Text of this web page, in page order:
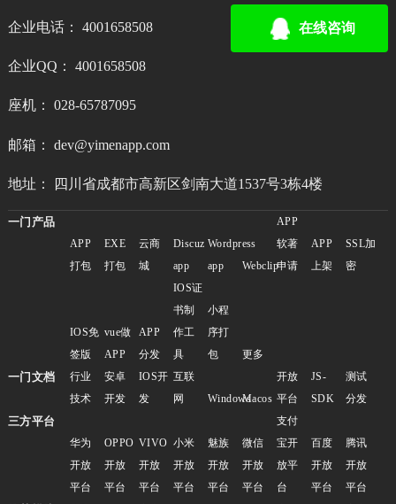
企业电话： 4001658508
企业QQ： 4001658508
座机： 028-65787095
邮箱： dev@yimenapp.com
地址： 四川省成都市高新区剑南大道1537号3栋4楼
在线咨询
一门产品
APP
打包
EXE
打包
云商
城
Discuz
app
Wordpress
app
Webclip
APP
软著
申请
APP
上架
SSL加
密
IOS免
签版
vue做
APP
APP
分发
IOS证
书制
作工
具
小程
序打
包
更多
一门文档
行业
技术
安卓
开发
IOS开
发
互联
网
WindowsMacos
开放
平台
JS-
SDK
测试
分发
三方平台
华为
开放
平台
OPPO
开放
平台
VIVO
开放
平台
小米
开放
平台
魅族
开放
平台
微信
开放
平台
支付
宝开
放平
台
百度
开放
平台
腾讯
开放
平台